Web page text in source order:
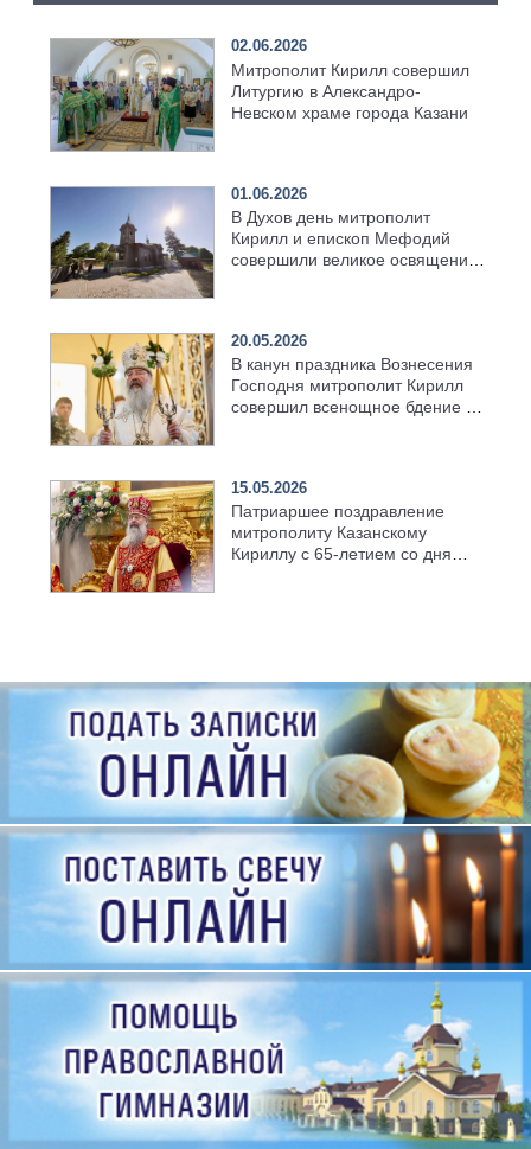
02.06.2026
Митрополит Кирилл совершил
Литургию в Александро-
Невском храме города Казани
01.06.2026
В Духов день митрополит
Кирилл и епископ Мефодий
совершили великое освящение
20.05.2026
В канун праздника Вознесения
Господня митрополит Кирилл
совершил всенощное бдение в
15.05.2026
Патриаршее поздравление
митрополиту Казанскому
Кириллу с 65-летием со дня